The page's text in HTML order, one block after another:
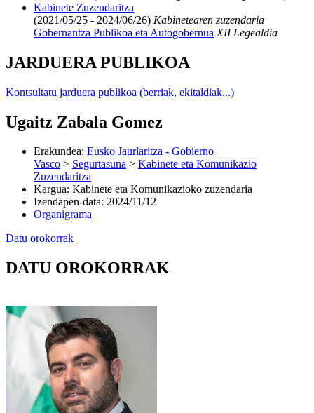
Kabinete Zuzendaritza
(2021/05/25 - 2024/06/26) Kabinetearen zuzendaria
Gobernantza Publikoa eta Autogobernua XII Legealdia
JARDUERA PUBLIKOA
Kontsultatu jarduera publikoa (berriak, ekitaldiak...)
Ugaitz Zabala Gomez
Erakundea: Eusko Jaurlaritza - Gobierno
Vasco > Segurtasuna > Kabinete eta Komunikazio
Zuzendaritza
Kargua: Kabinete eta Komunikazioko zuzendaria
Izendapen-data: 2024/11/12
Organigrama
Datu orokorrak
DATU OROKORRAK